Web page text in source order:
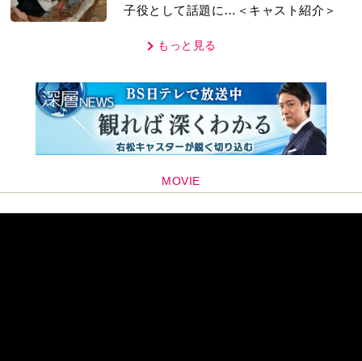
子役として話題に…＜キャスト紹介＞
もっと見る
MOVIE